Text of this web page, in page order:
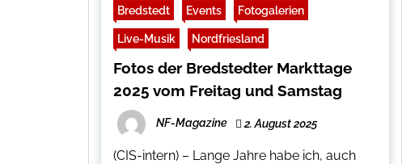
Bredstedt Events Fotogalerien
Live-Musik Nordfriesland
Fotos der Bredstedter Markttage
2025 vom Freitag und Samstag
NF-Magazine 2. August 2025
(CIS-intern) – Lange Jahre habe ich, auch